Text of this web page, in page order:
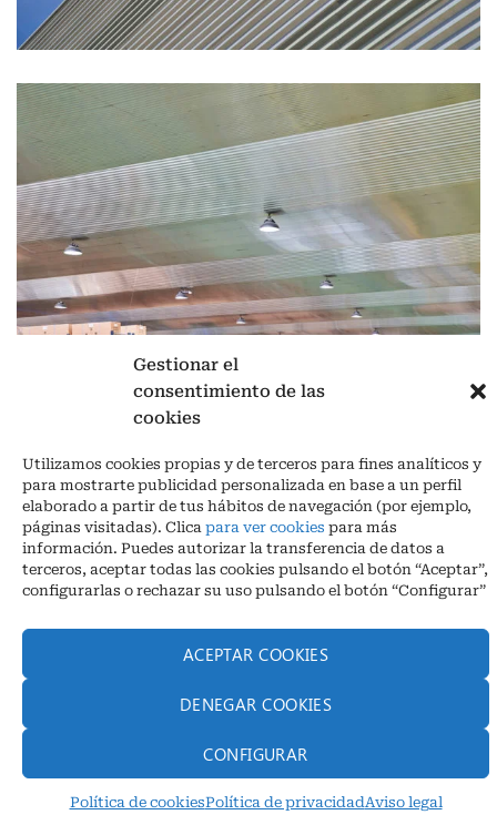
Gestionar el
consentimiento de las
cookies
Utilizamos cookies propias y de terceros para fines analíticos y
para mostrarte publicidad personalizada en base a un perfil
elaborado a partir de tus hábitos de navegación (por ejemplo,
páginas visitadas). Clica para ver cookies para más
información. Puedes autorizar la transferencia de datos a
terceros, aceptar todas las cookies pulsando el botón “Aceptar”,
configurarlas o rechazar su uso pulsando el botón “Configurar”
ACEPTAR COOKIES
DENEGAR COOKIES
CONFIGURAR
Política de cookiesPolítica de privacidadAviso legal
Ctra. A-3132, De Aguilar a A-318 por Moriles km 15,5 M.I. (Córdoba)
España
COORDENADAS: Latitud: 37,40 – Longitud -04,58 | Telf. + 34 957 51
30 68
info@infrico.com Infrico SL 2026©. Diseñado por Babait Technology